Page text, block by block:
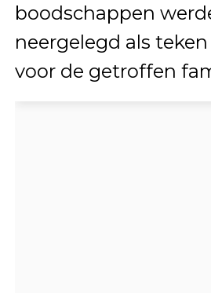
boodschappen
neergelegd als
voor de getroffen